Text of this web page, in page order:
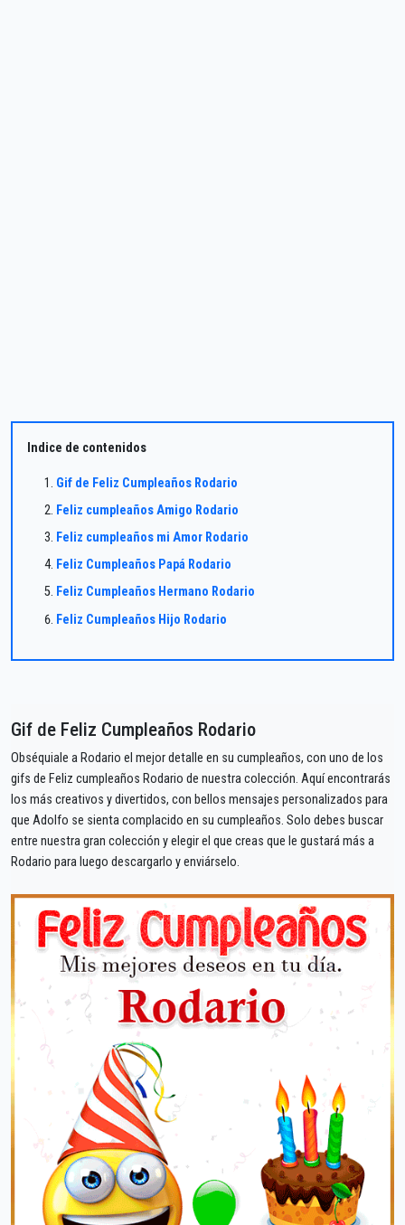
Indice de contenidos
Gif de Feliz Cumpleaños Rodario
Feliz cumpleaños Amigo Rodario
Feliz cumpleaños mi Amor Rodario
Feliz Cumpleaños Papá Rodario
Feliz Cumpleaños Hermano Rodario
Feliz Cumpleaños Hijo Rodario
Gif de Feliz Cumpleaños Rodario
Obséquiale a Rodario el mejor detalle en su cumpleaños, con uno de los
gifs de Feliz cumpleaños Rodario de nuestra colección. Aquí encontrarás
los más creativos y divertidos, con bellos mensajes personalizados para
que Adolfo se sienta complacido en su cumpleaños. Solo debes buscar
entre nuestra gran colección y elegir el que creas que le gustará más a
Rodario para luego descargarlo y enviárselo.